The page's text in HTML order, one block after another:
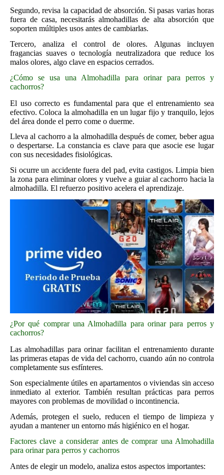
Segundo, revisa la capacidad de absorción. Si pasas varias horas
fuera de casa, necesitarás almohadillas de alta absorción que
soporten múltiples usos antes de cambiarlas.
Tercero, analiza el control de olores. Algunas incluyen
fragancias suaves o tecnología neutralizadora que reduce los
malos olores, algo clave en espacios cerrados.
¿Cómo se usa una Almohadilla para orinar para perros y
cachorros?
El uso correcto es fundamental para que el entrenamiento sea
efectivo. Coloca la almohadilla en un lugar fijo y tranquilo, lejos
del área donde el perro come o duerme.
Lleva al cachorro a la almohadilla después de comer, beber agua
o despertarse. La constancia es clave para que asocie ese lugar
con sus necesidades fisiológicas.
Si ocurre un accidente fuera del pad, evita castigos. Limpia bien
la zona para eliminar olores y vuelve a guiar al cachorro hacia la
almohadilla. El refuerzo positivo acelera el aprendizaje.
¿Por qué comprar una Almohadilla para orinar para perros y
cachorros?
Las almohadillas para orinar facilitan el entrenamiento durante
las primeras etapas de vida del cachorro, cuando aún no controla
completamente sus esfínteres.
Son especialmente útiles en apartamentos o viviendas sin acceso
inmediato al exterior. También resultan prácticas para perros
mayores con problemas de movilidad o incontinencia.
Además, protegen el suelo, reducen el tiempo de limpieza y
ayudan a mantener un entorno más higiénico en el hogar.
Factores clave a considerar antes de comprar una Almohadilla
para orinar para perros y cachorros
Antes de elegir un modelo, analiza estos aspectos importantes: